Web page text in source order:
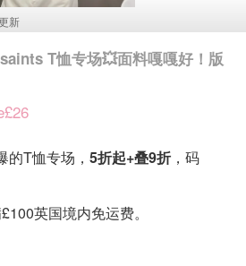
新
T恤专场💥面料嘎嘎好！版
T恤专场， 5折起+叠9折 ，码
英国境内免运费。